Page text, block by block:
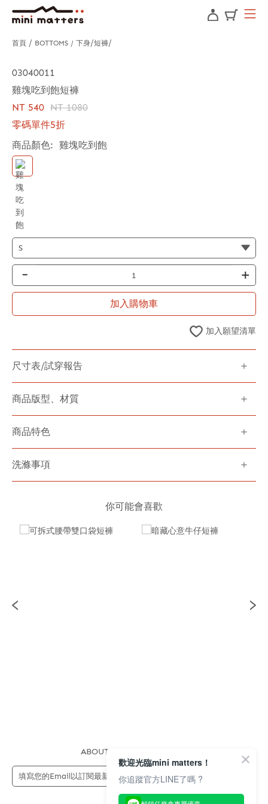
首頁 BOTTOMS / 下身 短褲
03040011
雞塊吃到飽短褲
NT 540 NT 1080
零碼單件5折
商品顏色: 雞塊吃到飽
- +
加入購物車
加入願望清單
尺寸表/試穿報告
商品版型、材質
商品特色
洗滌事項
你可能會喜歡
ABOUT US
歡迎光臨mini matters！
你追蹤官方LINE了嗎 ?